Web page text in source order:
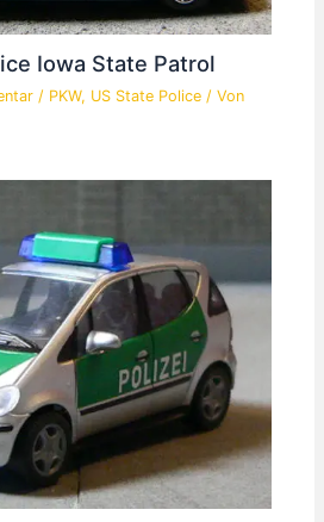
Iowa State Patrol
/ PKW, US State Police / Von